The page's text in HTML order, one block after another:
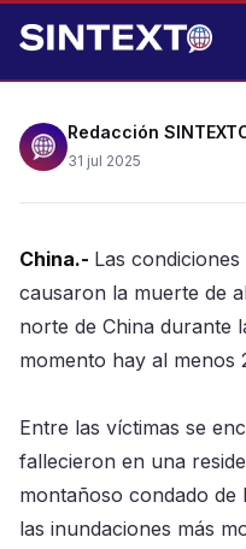
Meteorólogos
el cambio climático
Redacción
31 jul 2025
China.- Las
causaron la muerte de
norte de China durante
momento hay al menos
Entre las víctimas se
fallecieron en una
montañoso condado
las inundaciones más